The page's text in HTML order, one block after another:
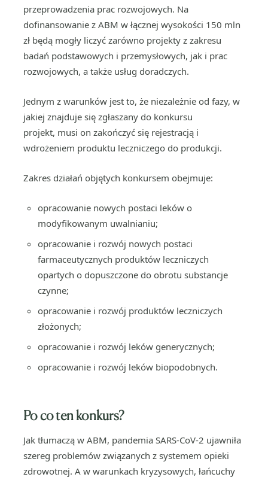
przeprowadzenia prac rozwojowych. Na
dofinansowanie z ABM w łącznej wysokości 150 mln
zł będą mogły liczyć zarówno projekty z zakresu
badań podstawowych i przemysłowych, jak i prac
rozwojowych, a także usług doradczych.
Jednym z warunków jest to, że niezależnie od fazy, w
jakiej znajduje się zgłaszany do konkursu
projekt, musi on zakończyć się rejestracją i
wdrożeniem produktu leczniczego do produkcji.
Zakres działań objętych konkursem obejmuje:
opracowanie nowych postaci leków o
modyfikowanym uwalnianiu;
opracowanie i rozwój nowych postaci
farmaceutycznych produktów leczniczych
opartych o dopuszczone do obrotu substancje
czynne;
opracowanie i rozwój produktów leczniczych
złożonych;
opracowanie i rozwój leków generycznych;
opracowanie i rozwój leków biopodobnych.
Po co ten konkurs?
Jak tłumaczą w ABM, pandemia SARS-CoV-2 ujawniła
szereg problemów związanych z systemem opieki
zdrowotnej. A w warunkach kryzysowych, łańcuchy